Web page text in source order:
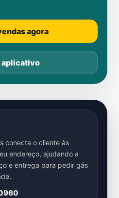
agora
aplicativo
conecta o cliente às
endereço, ajudando a
e entrega para pedir gás